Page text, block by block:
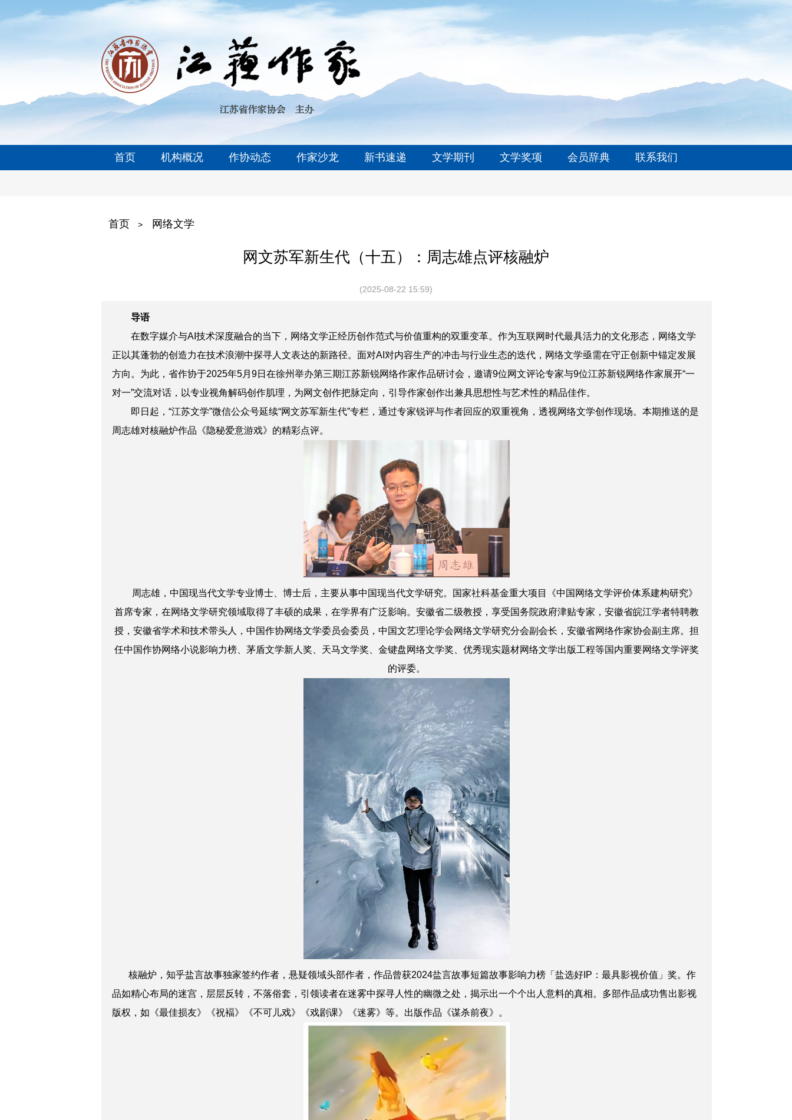
首页 机构概况 作协动态 作家沙龙 新书速递 文学期刊 文学奖项 会员辞典 联系我们
首页 > 网络文学
网文苏军新生代（十五）：周志雄点评核融炉
(2025-08-22 15:59)
导语
在数字媒介与AI技术深度融合的当下，网络文学正经历创作范式与价值重构的双重变革。作为互联网时代最具活力的文化形态，网络文学
正以其蓬勃的创造力在技术浪潮中探寻人文表达的新路径。面对AI对内容生产的冲击与行业生态的迭代，网络文学亟需在守正创新中锚定发展
方向。为此，省作协于2025年5月9日在徐州举办第三期江苏新锐网络作家作品研讨会，邀请9位网文评论专家与9位江苏新锐网络作家展开“一
对一”交流对话，以专业视角解码创作肌理，为网文创作把脉定向，引导作家创作出兼具思想性与艺术性的精品佳作。
即日起，“江苏文学”微信公众号延续“网文苏军新生代”专栏，通过专家锐评与作者回应的双重视角，透视网络文学创作现场。本期推送的是
周志雄对核融炉作品 《隐秘爱意游戏》 的精彩点评。
周志雄，中国现当代文学专业博士、博士后，主要从事中国现当代文学研究。国家社科基金重大项目《中国网络文学评价体系建构研究》
首席专家，在网络文学研究领域取得了丰硕的成果，在学界有广泛影响。安徽省二级教授，享受国务院政府津贴专家，安徽省皖江学者特聘教
授，安徽省学术和技术带头人，中国作协网络文学委员会委员，中国文艺理论学会网络文学研究分会副会长，安徽省网络作家协会副主席。担
任中国作协网络小说影响力榜、茅盾文学新人奖、天马文学奖、金键盘网络文学奖、优秀现实题材网络文学出版工程等国内重要网络文学评奖
的评委。
核融炉，知乎盐言故事独家签约作者，悬疑领域头部作者，作品曾获2024盐言故事短篇故事影响力榜「盐选好IP：最具影视价值」奖。作
品如精心布局的迷宫，层层反转，不落俗套，引领读者在迷雾中探寻人性的幽微之处，揭示出一个个出人意料的真相。多部作品成功售出影视
版权，如《最佳损友》《祝褔》《不可儿戏》《戏剧课》《迷雾》等。出版作品《谋杀前夜》。